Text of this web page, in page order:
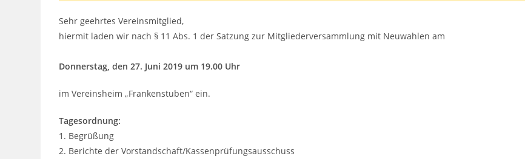
Sehr geehrtes Vereinsmitglied,
hiermit laden wir nach § 11 Abs. 1 der Satzung zur Mitgliederversammlung mit Neuwahlen am
Donnerstag, den 27. Juni 2019 um 19.00 Uhr
im Vereinsheim „Frankenstuben“ ein.
Tagesordnung:
1. Begrüßung
2. Berichte der Vorstandschaft/Kassenprüfungsausschuss